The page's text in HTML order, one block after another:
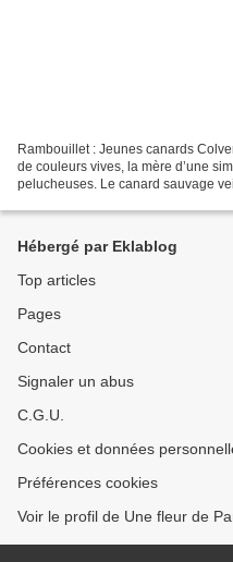
Rambouillet : Jeunes canards
de couleurs vives, la mère d’une
pelucheuses. Le canard sauvage
Hébergé par Eklablog
Top articles
Pages
Contact
Signaler un abus
C.G.U.
Cookies et données
Préférences cookies
Voir le profil de Une fleur de